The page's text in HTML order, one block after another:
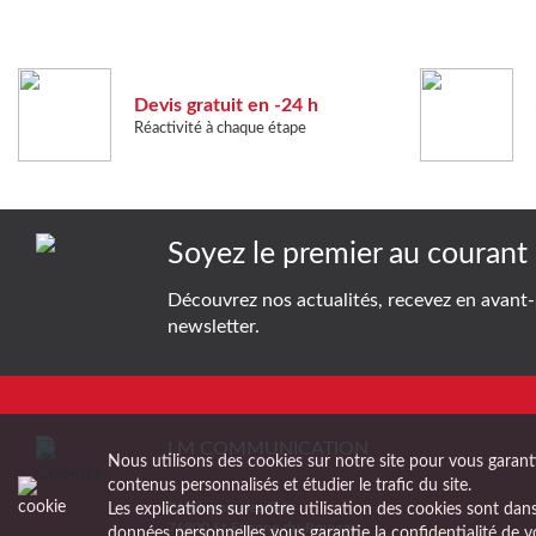
Devis gratuit en -24 h
Réactivité à chaque étape
Soyez le premier au courant
Découvrez nos actualités, recevez en
newsletter.
LM COMMUNICATION
ZA Chemin des Grès
76800 St-Etienne-du-Rouvray
Nous utilisons des cookies sur notre site pour vous
contenus personnalisés et étudier le trafic du site.
Les explications sur notre utilisation des cookies sont